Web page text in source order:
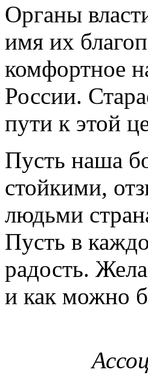
Органы
имя их
комфортное
России.
пути к этой
Пусть наша
стойкими,
людьми
Пусть в
радость.
и как можно